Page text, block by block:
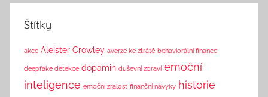
n
Štítky
akce Aleister Crowley averze ke ztrátě behaviorální finance
deepfake detekce dopamin duševní zdraví emoční
inteligence emoční zralost finanční návyky historie